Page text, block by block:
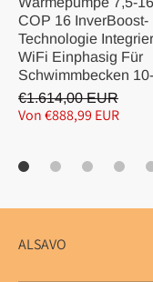
COP 16 InverBoost-
Technologie
WiFi Einphasig Für
Schwimmbecken
€1.614,00 EUR
Von €888,99 EUR
ALSAVO